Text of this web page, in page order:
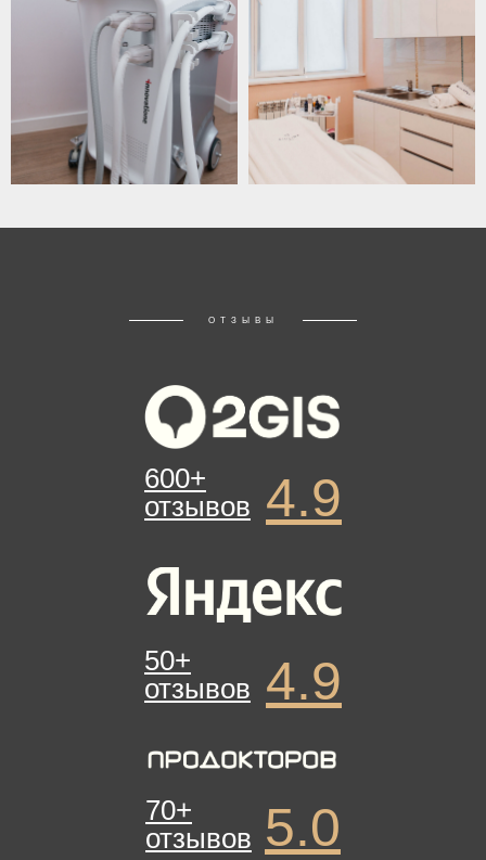
ОТЗЫВЫ
600+
отзывов 4.9
70+
отзывов 5.0
4.9
50+
отзывов